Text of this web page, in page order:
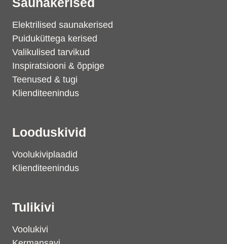
Elektrilised saunakerised
Puiduküttega kerised
Valikulised tarvikud
Inspiratsiooni & õppige
Teenused & tugi
Klienditeenindus
Looduskivid
Voolukiviplaadid
Klienditeenindus
Tulikivi
Voolukivi